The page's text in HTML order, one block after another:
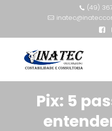
(49)
Pix: 5